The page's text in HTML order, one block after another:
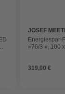
JOSEF
FENSTER
TÜREN
Energiespar-
»76/3 «, 100
319,00 €